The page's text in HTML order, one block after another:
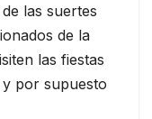
las suertes
de la
las fiestas
por supuesto